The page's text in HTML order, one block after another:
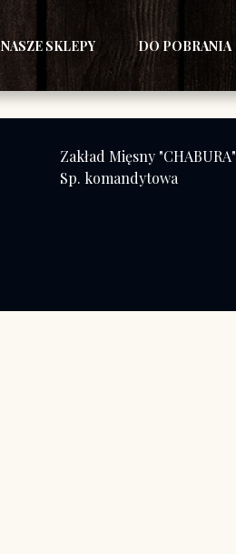
NASZE SKLEPY DO POBRANIA
Zakład Mięsny "CHABURA"
Sp. komandytowa